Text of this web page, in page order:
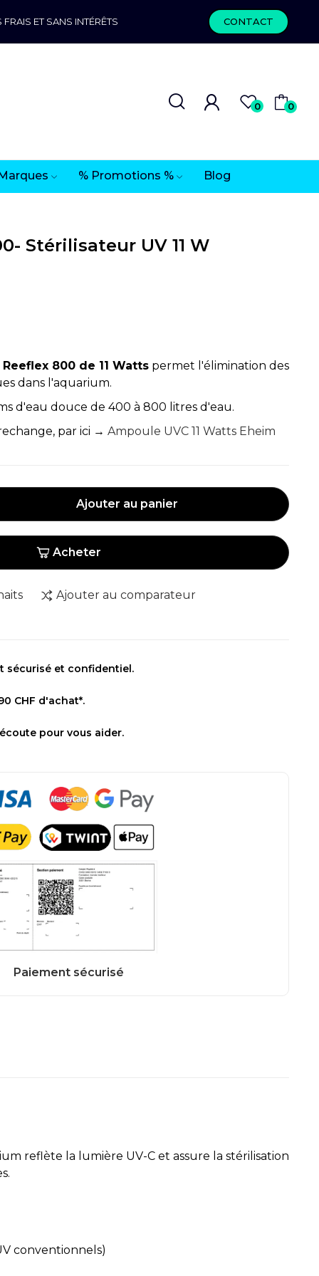
ET SANS INTÉRÊTS CONTACT
0 0
% Promotions % Blog
Stérilisateur UV 11 W
800 de 11 Watts permet l'élimination des
dans l'aquarium.
d'eau douce de 400 à 800 litres d'eau.
par ici → Ampoule UVC 11 Watts Eheim
Ajouter au panier
Acheter
Ajouter au comparateur
sécurisé et confidentiel.
CHF d'achat*.
pour vous aider.
reflète la lumière UV-C et assure la stérilisation
conventionnels)